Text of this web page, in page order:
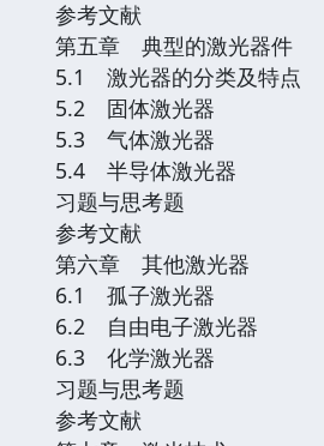
参考文献
第五章 典型的激光器件
5.1 激光器的分类及特点
5.2 固体激光器
5.3 气体激光器
5.4 半导体激光器
习题与思考题
参考文献
第六章 其他激光器
6.1 孤子激光器
6.2 自由电子激光器
6.3 化学激光器
习题与思考题
参考文献